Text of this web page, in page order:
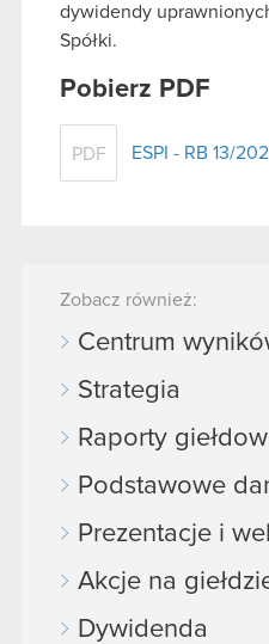
dywidendy
Spółki.
Pobierz PDF
PDF ESPI - RB 13/
Zobacz również:
Centrum
Strategia
Raporty
Podstawowe
Prezentacje i
Akcje na
Dywidenda